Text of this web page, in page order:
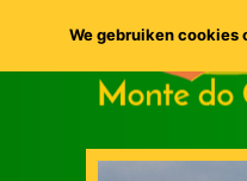
We gebruiken cookies